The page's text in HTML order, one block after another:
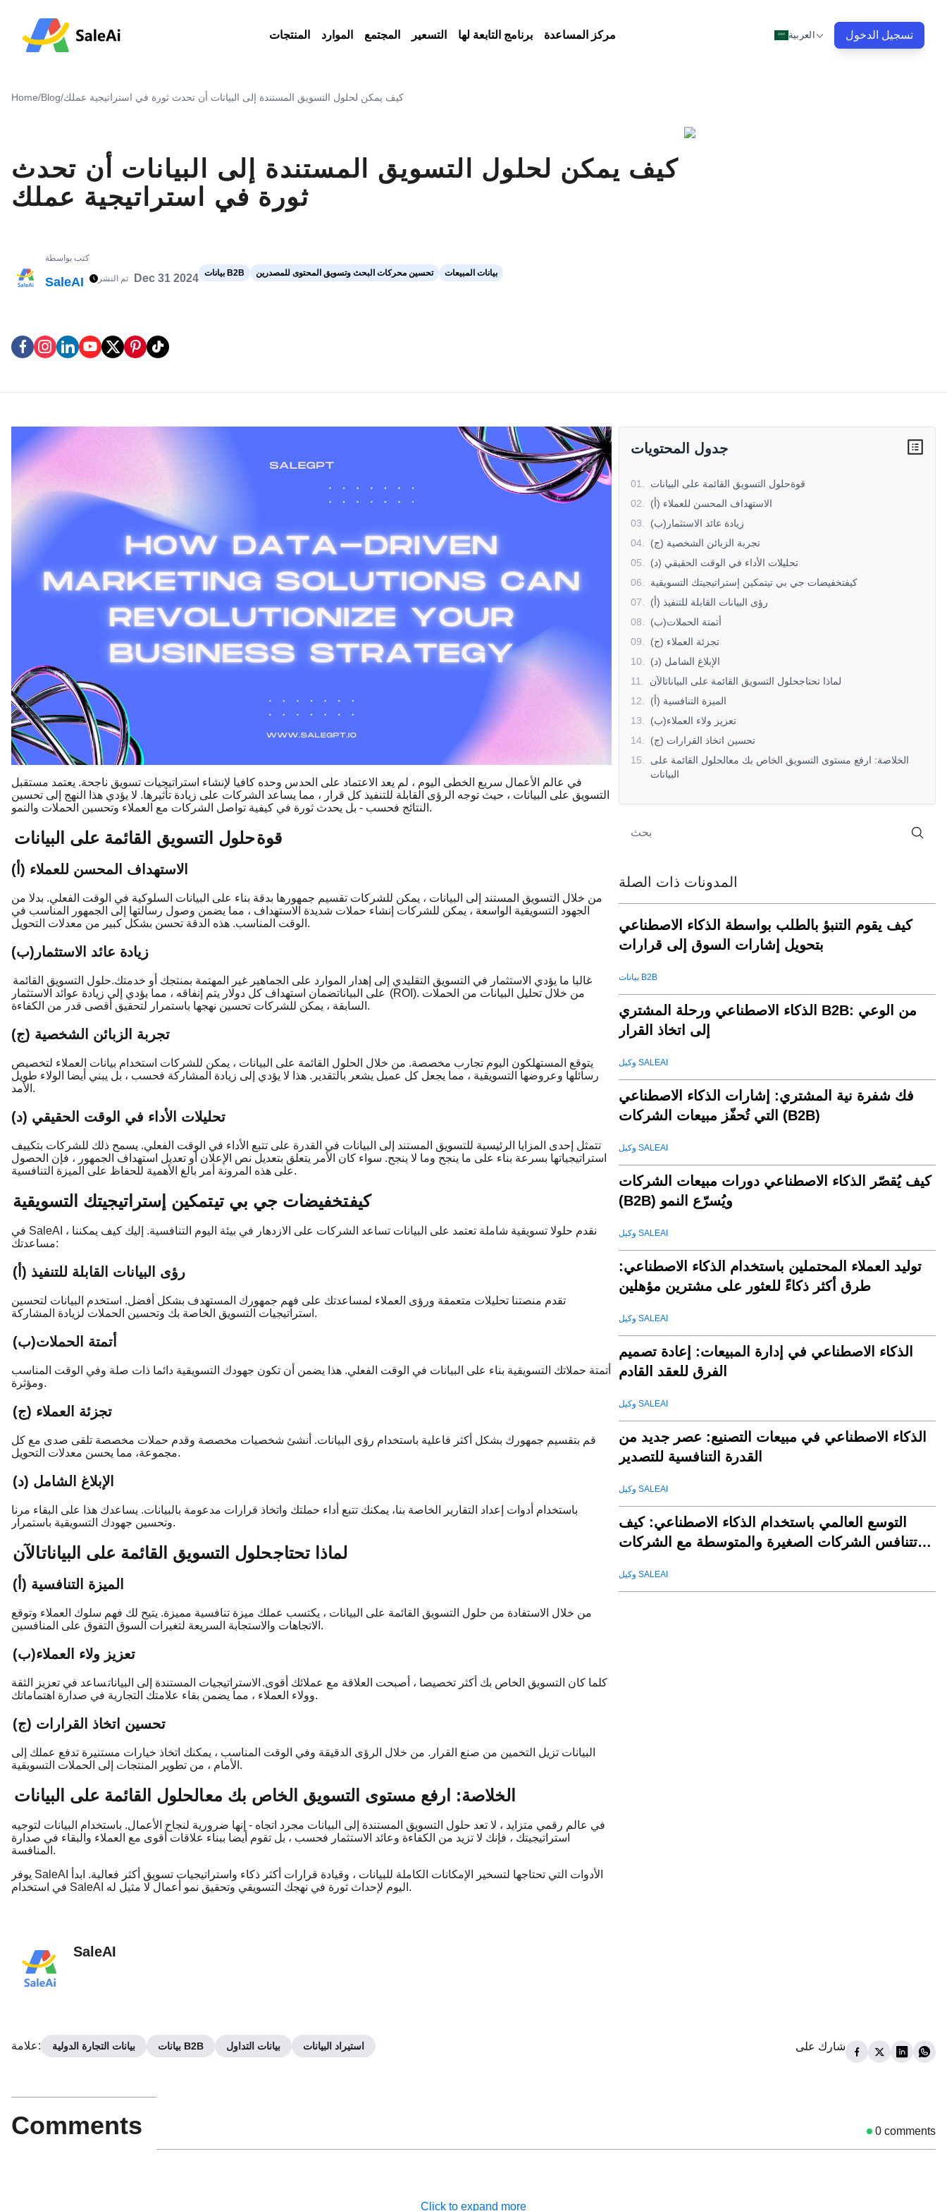
المنتجات الموارد المجتمع التسعير برنامج التابعة لها مركز المساعدة العربية تسجيل الدخول
Home/Blog/كيف يمكن لحلول التسويق المستندة إلى البيانات أن تحدث ثورة في استراتيجية عملك
كيف يمكن لحلول التسويق المستندة إلى البيانات أن تحدث
ثورة في استراتيجية عملك
كتب بواسطة
SaleAI تم النشر Dec 31 2024 بيانات B2B تحسين محركات البحث وتسويق المحتوى للمصدرين بيانات المبيعات
في عالم الأعمال سريع الخطى اليوم ، لم يعد الاعتماد على الحدس وحده كافيا لإنشاء استراتيجيات تسويق ناجحة. يعتمد مستقبل
التسويق على البيانات ، حيث توجه الرؤى القابلة للتنفيذ كل قرار ، مما يساعد الشركات على زيادة تأثيرها. لا يؤدي هذا النهج إلى تحسين
النتائج فحسب - بل يحدث ثورة في كيفية تواصل الشركات مع العملاء وتحسين الحملات والنمو.
قوةحلول التسويق القائمة على البيانات
(أ) الاستهداف المحسن للعملاء
من خلال التسويق المستند إلى البيانات ، يمكن للشركات تقسيم جمهورها بدقة بناء على البيانات السلوكية في الوقت الفعلي. بدلا من
الجهود التسويقية الواسعة ، يمكن للشركات إنشاء حملات شديدة الاستهداف ، مما يضمن وصول رسالتها إلى الجمهور المناسب في
الوقت المناسب. هذه الدقة تحسن بشكل كبير من معدلات التحويل.
(ب)زيادة عائد الاستثمار
غالبا ما يؤدي الاستثمار في التسويق التقليدي إلى إهدار الموارد على الجماهير غير المهتمة بمنتجك أو خدمتك.حلول التسويق القائمة
على البياناتضمان استهداف كل دولار يتم إنفاقه ، مما يؤدي إلى زيادة عوائد الاستثمار (ROI). من خلال تحليل البيانات من الحملات
السابقة ، يمكن للشركات تحسين نهجها باستمرار لتحقيق أقصى قدر من الكفاءة.
(ج) تجربة الزبائن الشخصية
يتوقع المستهلكون اليوم تجارب مخصصة. من خلال الحلول القائمة على البيانات ، يمكن للشركات استخدام بيانات العملاء لتخصيص
رسائلها وعروضها التسويقية ، مما يجعل كل عميل يشعر بالتقدير. هذا لا يؤدي إلى زيادة المشاركة فحسب ، بل يبني أيضا الولاء طويل
الأمد.
(د) تحليلات الأداء في الوقت الحقيقي
تتمثل إحدى المزايا الرئيسية للتسويق المستند إلى البيانات في القدرة على تتبع الأداء في الوقت الفعلي. يسمح ذلك للشركات بتكييف
استراتيجياتها بسرعة بناء على ما ينجح وما لا ينجح. سواء كان الأمر يتعلق بتعديل نص الإعلان أو تعديل استهداف الجمهور ، فإن الحصول
على هذه المرونة أمر بالغ الأهمية للحفاظ على الميزة التنافسية.
كيفتخفيضات جي بي تيتمكين إستراتيجيتك التسويقية
في SaleAI ، نقدم حلولا تسويقية شاملة تعتمد على البيانات تساعد الشركات على الازدهار في بيئة اليوم التنافسية. إليك كيف يمكننا
مساعدتك:
(أ) رؤى البيانات القابلة للتنفيذ
تقدم منصتنا تحليلات متعمقة ورؤى العملاء لمساعدتك على فهم جمهورك المستهدف بشكل أفضل. استخدم البيانات لتحسين
استراتيجيات التسويق الخاصة بك وتحسين الحملات لزيادة المشاركة.
(ب)أتمتة الحملات
أتمتة حملاتك التسويقية بناء على البيانات في الوقت الفعلي. هذا يضمن أن تكون جهودك التسويقية دائما ذات صلة وفي الوقت المناسب
ومؤثرة.
(ج) تجزئة العملاء
قم بتقسيم جمهورك بشكل أكثر فاعلية باستخدام رؤى البيانات. أنشئ شخصيات مخصصة وقدم حملات مخصصة تلقى صدى مع كل
مجموعة، مما يحسن معدلات التحويل.
(د) الإبلاغ الشامل
باستخدام أدوات إعداد التقارير الخاصة بنا، يمكنك تتبع أداء حملتك واتخاذ قرارات مدعومة بالبيانات. يساعدك هذا على البقاء مرنا
وتحسين جهودك التسويقية باستمرار.
لماذا تحتاجحلول التسويق القائمة على البياناتالآن
(أ) الميزة التنافسية
من خلال الاستفادة من حلول التسويق القائمة على البيانات ، يكتسب عملك ميزة تنافسية مميزة. يتيح لك فهم سلوك العملاء وتوقع
الاتجاهات والاستجابة السريعة لتغيرات السوق التفوق على المنافسين.
(ب)تعزيز ولاء العملاء
كلما كان التسويق الخاص بك أكثر تخصيصا ، أصبحت العلاقة مع عملائك أقوى. الاستراتيجيات المستندة إلى البياناتساعد في تعزيز الثقة
وولاء العملاء ، مما يضمن بقاء علامتك التجارية في صدارة اهتماماتك.
(ج) تحسين اتخاذ القرارات
البيانات تزيل التخمين من صنع القرار. من خلال الرؤى الدقيقة وفي الوقت المناسب ، يمكنك اتخاذ خيارات مستنيرة تدفع عملك إلى
الأمام ، من تطوير المنتجات إلى الحملات التسويقية.
الخلاصة: ارفع مستوى التسويق الخاص بك معالحلول القائمة على البيانات
في عالم رقمي متزايد ، لا تعد حلول التسويق المستندة إلى البيانات مجرد اتجاه - إنها ضرورية لنجاح الأعمال. باستخدام البيانات لتوجيه
استراتيجيتك ، فإنك لا تزيد من الكفاءة وعائد الاستثمار فحسب ، بل تقوم أيضا ببناء علاقات أقوى مع العملاء والبقاء في صدارة
المنافسة.
يوفر SaleAI الأدوات التي تحتاجها لتسخير الإمكانات الكاملة للبيانات ، وقيادة قرارات أكثر ذكاء واستراتيجيات تسويق أكثر فعالية. ابدأ
في استخدام SaleAI اليوم لإحداث ثورة في نهجك التسويقي وتحقيق نمو أعمال لا مثيل له.
جدول المحتويات
01
قوةحلول التسويق القائمة على البيانات
02
(أ) الاستهداف المحسن للعملاء
03
(ب)زيادة عائد الاستثمار
04
(ج) تجربة الزبائن الشخصية
05
(د) تحليلات الأداء في الوقت الحقيقي
06
كيفتخفيضات جي بي تيتمكين إستراتيجيتك التسويقية
07
(أ) رؤى البيانات القابلة للتنفيذ
08
(ب)أتمتة الحملات
09
(ج) تجزئة العملاء
10
(د) الإبلاغ الشامل
11
لماذا تحتاجحلول التسويق القائمة على البياناتالآن
12
(أ) الميزة التنافسية
13
(ب)تعزيز ولاء العملاء
14
(ج) تحسين اتخاذ القرارات
15
الخلاصة: ارفع مستوى التسويق الخاص بك معالحلول القائمة على
البيانات
المدونات ذات الصلة
كيف يقوم التنبؤ بالطلب بواسطة الذكاء الاصطناعي
بتحويل إشارات السوق إلى قرارات
بيانات B2B
الذكاء الاصطناعي ورحلة المشتري B2B: من الوعي
إلى اتخاذ القرار
وكيل SALEAI
فك شفرة نية المشتري: إشارات الذكاء الاصطناعي
التي تُحفّز مبيعات الشركات (B2B)
وكيل SALEAI
كيف يُقصّر الذكاء الاصطناعي دورات مبيعات الشركات
(B2B) ويُسرّع النمو
وكيل SALEAI
توليد العملاء المحتملين باستخدام الذكاء الاصطناعي:
طرق أكثر ذكاءً للعثور على مشترين مؤهلين
وكيل SALEAI
الذكاء الاصطناعي في إدارة المبيعات: إعادة تصميم
الفرق للعقد القادم
وكيل SALEAI
الذكاء الاصطناعي في مبيعات التصنيع: عصر جديد من
القدرة التنافسية للتصدير
وكيل SALEAI
التوسع العالمي باستخدام الذكاء الاصطناعي: كيف
تتنافس الشركات الصغيرة والمتوسطة مع الشركات
وكيل SALEAI
SaleAI
علامة: بيانات التجارة الدولية بيانات B2B بيانات التداول استيراد البيانات شارك على
Comments 0 comments
Click to expand more